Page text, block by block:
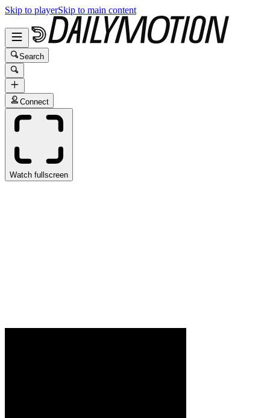
Skip to playerSkip to main content
Search
Connect
Watch fullscreen